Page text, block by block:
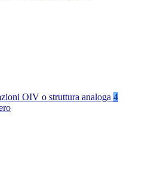
OIV o struttura analoga 4